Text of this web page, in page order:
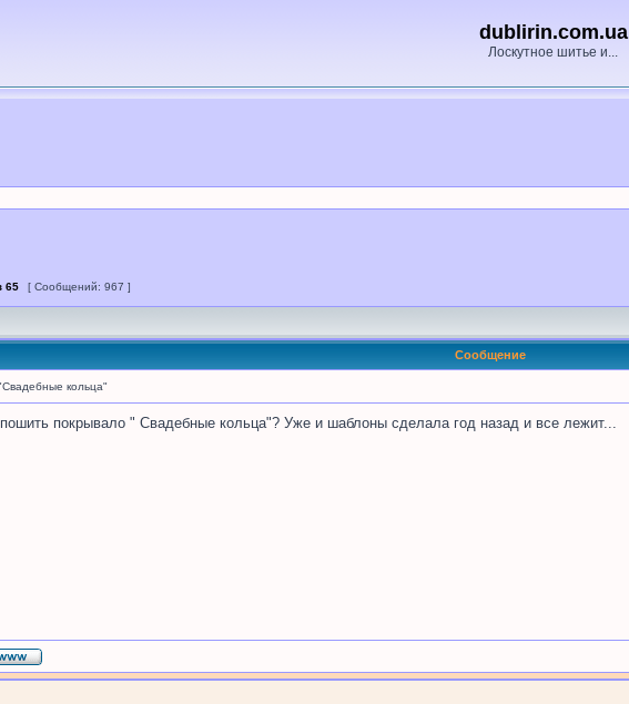
dublirin.com.ua
Лоскутное шитье и...
65 [ Сообщений: 967 ]
Сообщение
кольца"
покрывало " Свадебные кольца"? Уже и шаблоны сделала год назад и все лежит...